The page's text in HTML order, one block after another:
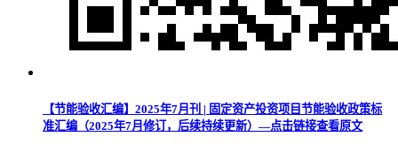
【节能验收汇编】2025年7月刊 | 固定资产投资项目节能验收政策标
准汇编（2025年7月修订，后续持续更新）—点击链接查看原文